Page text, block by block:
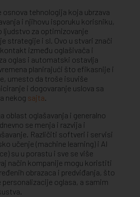
osnova tehnologija koja ubrzava
i njihovu isporuku korisniku,
ljudstvo za optimizovanje
strategije i sl. Ovo u stvari znači
između oglašivača i
oglas i automatski ostavlja
planirajući što efikasnije i
umesto da troše isuviše
i dogovaranje uslova sa
nekog sajta.
oblast oglašavanja i generalno
se menja i razvija i
Različiti softveri i servisi
učenje (machine learning) i AI
su u porastu i sve se više
način kompanije mogu koristiti
obrazaca i predviđanja, što
personalizacije oglasa, a samim